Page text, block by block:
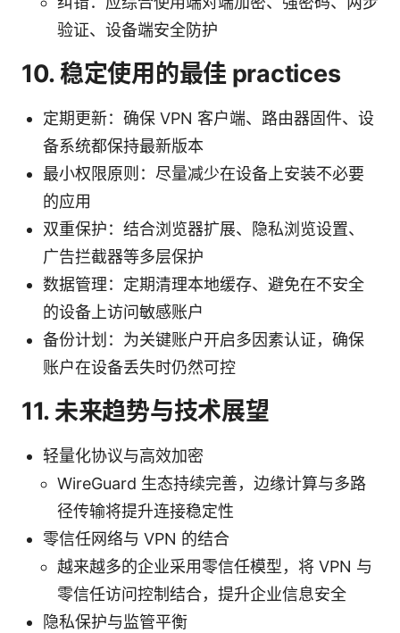
验证、设备端安全防护
10. 稳定使用的最佳 practices
定期更新：确保 VPN 客户端、路由器固件、设
备系统都保持最新版本
最小权限原则：尽量减少在设备上安装不必要
的应用
双重保护：结合浏览器扩展、隐私浏览设置、
广告拦截器等多层保护
数据管理：定期清理本地缓存、避免在不安全
的设备上访问敏感账户
备份计划：为关键账户开启多因素认证，确保
账户在设备丢失时仍然可控
11. 未来趋势与技术展望
轻量化协议与高效加密
WireGuard 生态持续完善，边缘计算与多路
径传输将提升连接稳定性
零信任网络与 VPN 的结合
越来越多的企业采用零信任模型，将 VPN 与
零信任访问控制结合，提升企业信息安全
隐私保护与监管平衡